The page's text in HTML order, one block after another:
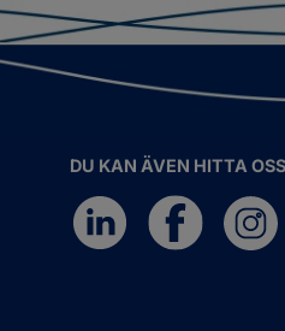
DU KAN ÄVEN HITTA